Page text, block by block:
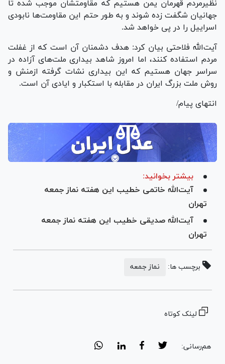
نظیرمردم قهرمان یمن هستیم که مقاومتشان موجب شده تا
جهانیان شگفت زده شوند و به طور حتم این مقاومت‌ها نابودی
اسراییل را در پی خواهد شد.
آیت‌الله فلاحتی بیان کرد: هدف دشمنان آن است که از غفلت
مردم استفاده کنند، اما امروز شاهد بیداری ملت‌های آزاده در
سراسر جهان هستیم که این بیداری نشات گرفته ازمنش و
روش ملت بزرگ ایران در مقابله با استکبار و ایادی آن است.
انتهای پیام/
بیشتر بخوانید:
آیت‌الله خاتمی خطیب این هفته نماز جمعه
تهران
آیت‌الله صدیقی خطیب این هفته نماز جمعه
تهران
برچسب ها: نماز جمعه
لینک کوتاه
هم‌رسانی: